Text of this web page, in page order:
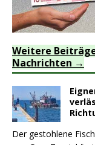
Weitere
Nachrichten
Der gestohlene